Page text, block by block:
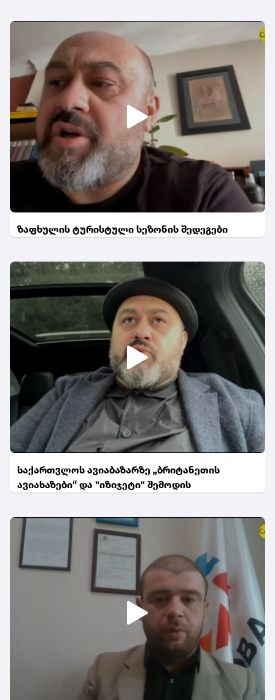
ზაფხულის ტურისტული სეზონის შედეგები
საქართვლოს ავიაბაზარზე „ბრიტანეთის
ავიახაზები“ და "იზიჯეტი" შემოდის